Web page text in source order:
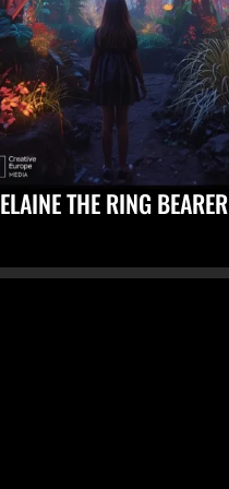
ELAINE THE RING BEARER